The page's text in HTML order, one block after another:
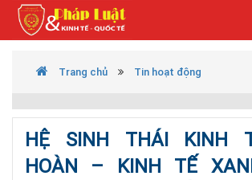
Trang chủ Tin hoạt động
HỆ SINH THÁI KINH
HOÀN – KINH TẾ